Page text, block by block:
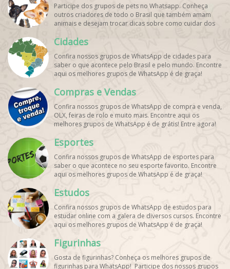
Participe dos grupos de pets no Whatsapp. Conheça
outros criadores de todo o Brasil que também amam
animais e desejam trocar dicas sobre como cuidar dos
graça!
Cidades
Confira nossos grupos de WhatsApp de cidades para
saber o que acontece pelo Brasil e pelo mundo. Encontre
aqui os melhores grupos de WhatsApp é de graça!
Compras e Vendas
Confira nossos grupos de WhatsApp de compra e venda,
OLX, feiras de rolo e muito mais. Encontre aqui os
melhores grupos de WhatsApp é de grátis! Entre agora!
Esportes
Confira nossos grupos de WhatsApp de esportes para
saber o que acontece no seu esporte favorito. Encontre
aqui os melhores grupos de WhatsApp é de graça!
Estudos
Confira nossos grupos de WhatsApp de estudos para
estudar online com a galera de diversos cursos. Encontre
aqui os melhores grupos de WhatsApp é de graça!
Figurinhas
Gosta de figurinhas? Conheça os melhores grupos de
figurinhas para WhatsApp! Participe dos nossos grupos